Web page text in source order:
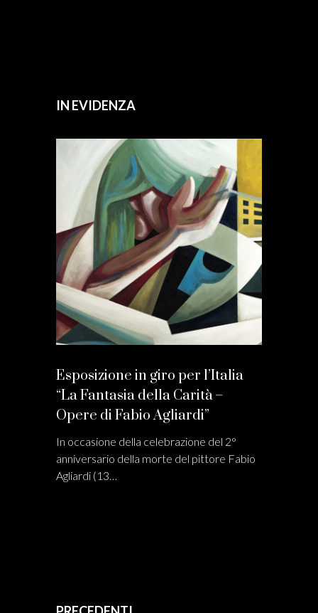
IN EVIDENZA
Esposizione in giro per l’Italia
“La Fantasia della Carità –
Opere di Fabio Agliardi”
In occasione della celebrazione del 2°
anniversario della morte del pittore Fabio
Agliardi (13…